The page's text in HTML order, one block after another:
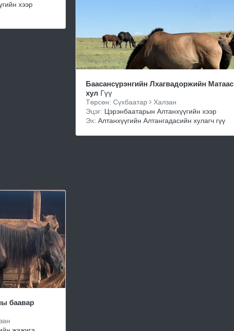
хээр
Баасансүрэнгийн Лхагвадоржийн Матаас
хул Гүү
Төрсөн: Сүхбаатар Халзан
Эцэг: Цэрэнбаатарын Алтанхүүгийн хээр
Эх: Алтанхүүгийн Алтангадасийн хулагч гүү
баавар